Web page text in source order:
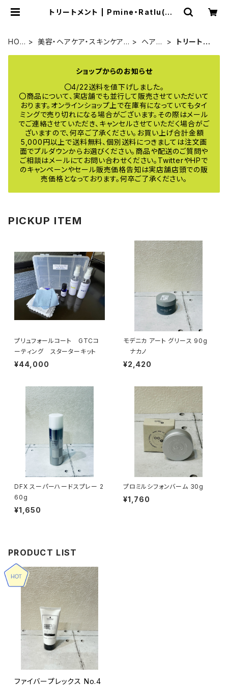
トリートメント | Pmine・Ratlu(プミ
HO
美容・ヘアケア・スキンケア・
ヘアケ
トリートメ
ショップからのお知らせ
〇4/22送料を値下げしました。
〇商品について、実店舗でも並行して販売させていただいて
おります。オンラインショップ上で在庫有になっていてもタイ
ミングで売り切れになる場合がございます。その際はメール
でご連絡させていただき、キャンセルさせていただく場合がご
ざいますので、何卒ご了承ください。お買い上げ合計金額
5,000円以上で送料無料、個別送料につきましては注文画
面でプルダウンからお選びください。商品や配送のご質問や
ご相談はメールにてお問い合わせください。TwitterやHPで
のキャンペーンやセール販売価格告知は実店舗店頭での販
売価格となっております。何卒ご了承ください。
PICKUP ITEM
プリュフォールコート GTCコ
ーティング スターターキット
¥44,000
モデニカ アート グリース 90g
ナカノ
¥2,420
DFX スーパーハードスプレー 2
60g
¥1,650
プロミルシフォンバーム 30g
¥1,760
PRODUCT LIST
ファイバープレックス No.4